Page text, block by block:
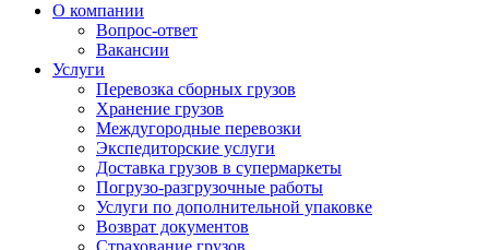
О компании
Вопрос-ответ
Вакансии
Услуги
Перевозка сборных грузов
Хранение грузов
Междугородные перевозки
Экспедиторские услуги
Доставка грузов в супермаркеты
Погрузо-разгрузочные работы
Услуги по дополнительной упаковке
Возврат документов
Страхование грузов